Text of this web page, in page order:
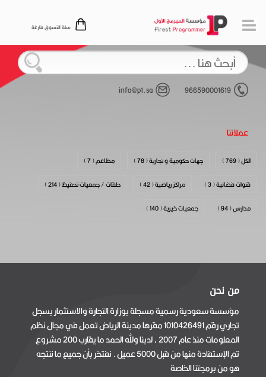
سلة التسوق فارغة
966590001619
info@p1.sa
عملائنا
الكل ( 769 ) جهات حكومية و تجارية ( 78 )
مطاعم ( 7 )
قنوات فضائية ( 3 )
مراكز رياضية ( 42 )
حلقات / جمعيات تحفيظ ( 214 )
مدارس ( 94 )
جمعيات خيرية ( 140 )
من نحن
مؤسسة سعودية رسمية مسجلة بوزارة التجارة والاستثمار بسجل
تجاري رقم 1010426491 مقرها مدينة الرياض تعمل في مجال نظم
المعلومات منذ عام 2007 ، لدينا ولله الحمد ما يقارب 200 مشروع
تم الإستفادة منها من قبل 5000 عميل . نفتخر بأن جميع ما ننتجه
هو من برمجتنا الخاصة